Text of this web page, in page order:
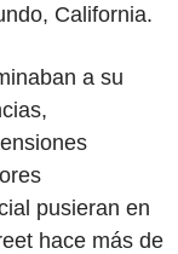
California.
a su
pusieran en
hace más de